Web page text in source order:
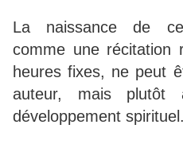
La naissance de
comme une récitation
heures fixes, ne peut
auteur, mais plutôt
développement spirituel.